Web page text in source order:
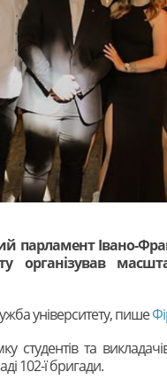
парламент Івано-
організував
університету, пише
студентів та
102-ї бригади.